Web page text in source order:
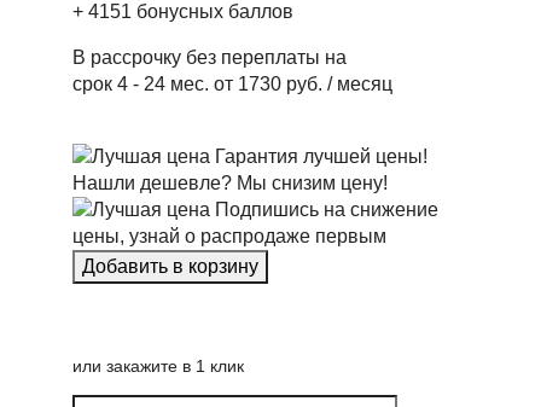
+ 4151 бонусных баллов
В рассрочку без переплаты на
срок 4 - 24 мес. от 1730 руб. / месяц
Гарантия лучшей цены!
Нашли дешевле? Мы снизим цену!
Подпишись на снижение
цены, узнай о распродаже первым
или закажите в 1 клик